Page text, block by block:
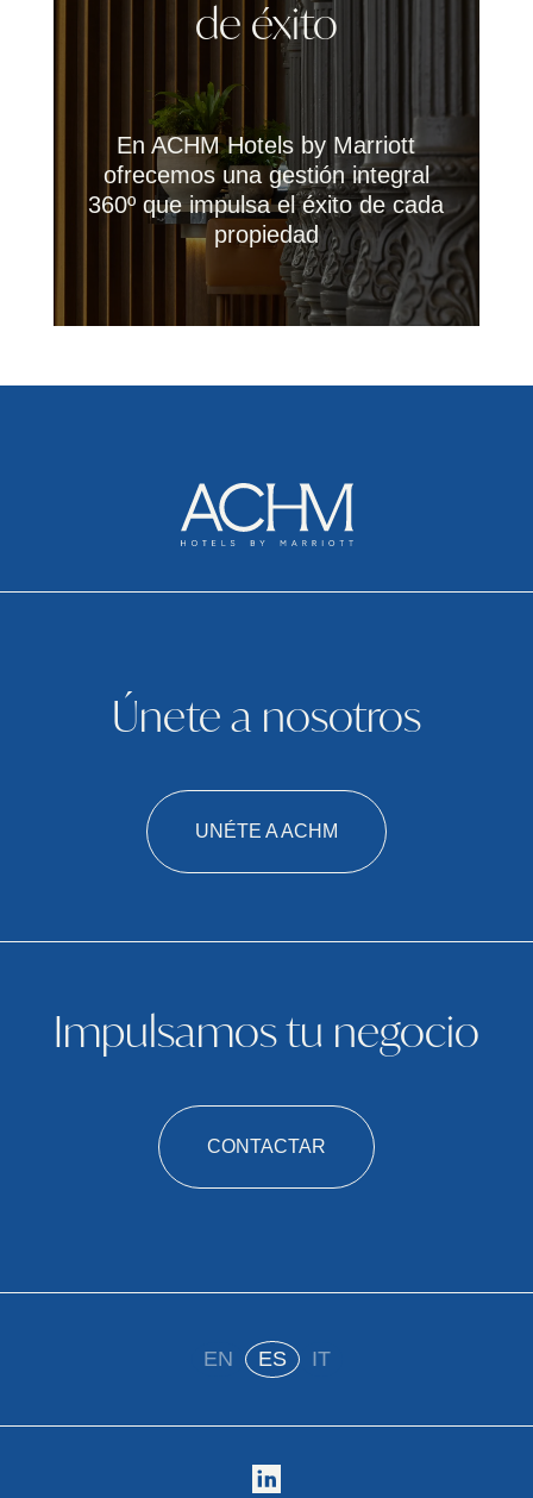
de éxito
En ACHM Hotels by Marriott
ofrecemos una gestión integral
360º que impulsa el éxito de cada
propiedad
Únete a nosotros
UNÉTE A ACHM
Impulsamos tu negocio
CONTACTAR
EN ES IT